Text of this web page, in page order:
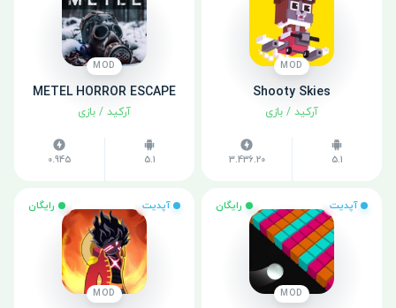
MOD
Shooty Skies
آرکید / بازی
5.1
3.436.20
MOD
METEL HORROR ESCAPE
آرکید / بازی
5.1
0.945
آپدیت رایگان
MOD
آپدیت رایگان
MOD